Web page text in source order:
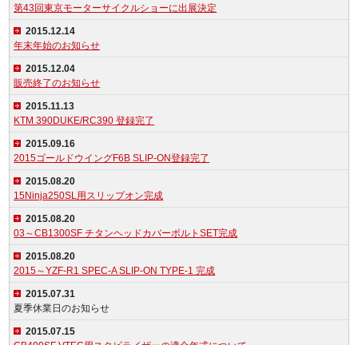
第43回東京モーターサイクルショーに出展決定
2015.12.14
年末年始のお知らせ
2015.12.04
販売終了のお知らせ
2015.11.13
KTM 390DUKE/RC390 登録完了
2015.09.16
2015ゴールドウイングF6B SLIP-ON登録完了
2015.08.20
15Ninja250SL用スリップオン完成
2015.08.20
03～CB1300SF チタンヘッドカバーボルトSET完成
2015.08.20
2015～YZF-R1 SPEC-A SLIP-ON TYPE-1 完成
2015.07.31
夏季休業日のお知らせ
2015.07.15